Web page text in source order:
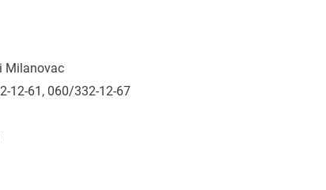
Milanovac
12-61 , 060/332-12-67